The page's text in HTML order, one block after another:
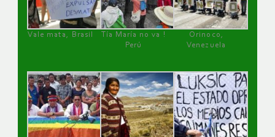
Vale mata, Brasil
Tía María no va !
Perú
Orinoco,
Venezuela